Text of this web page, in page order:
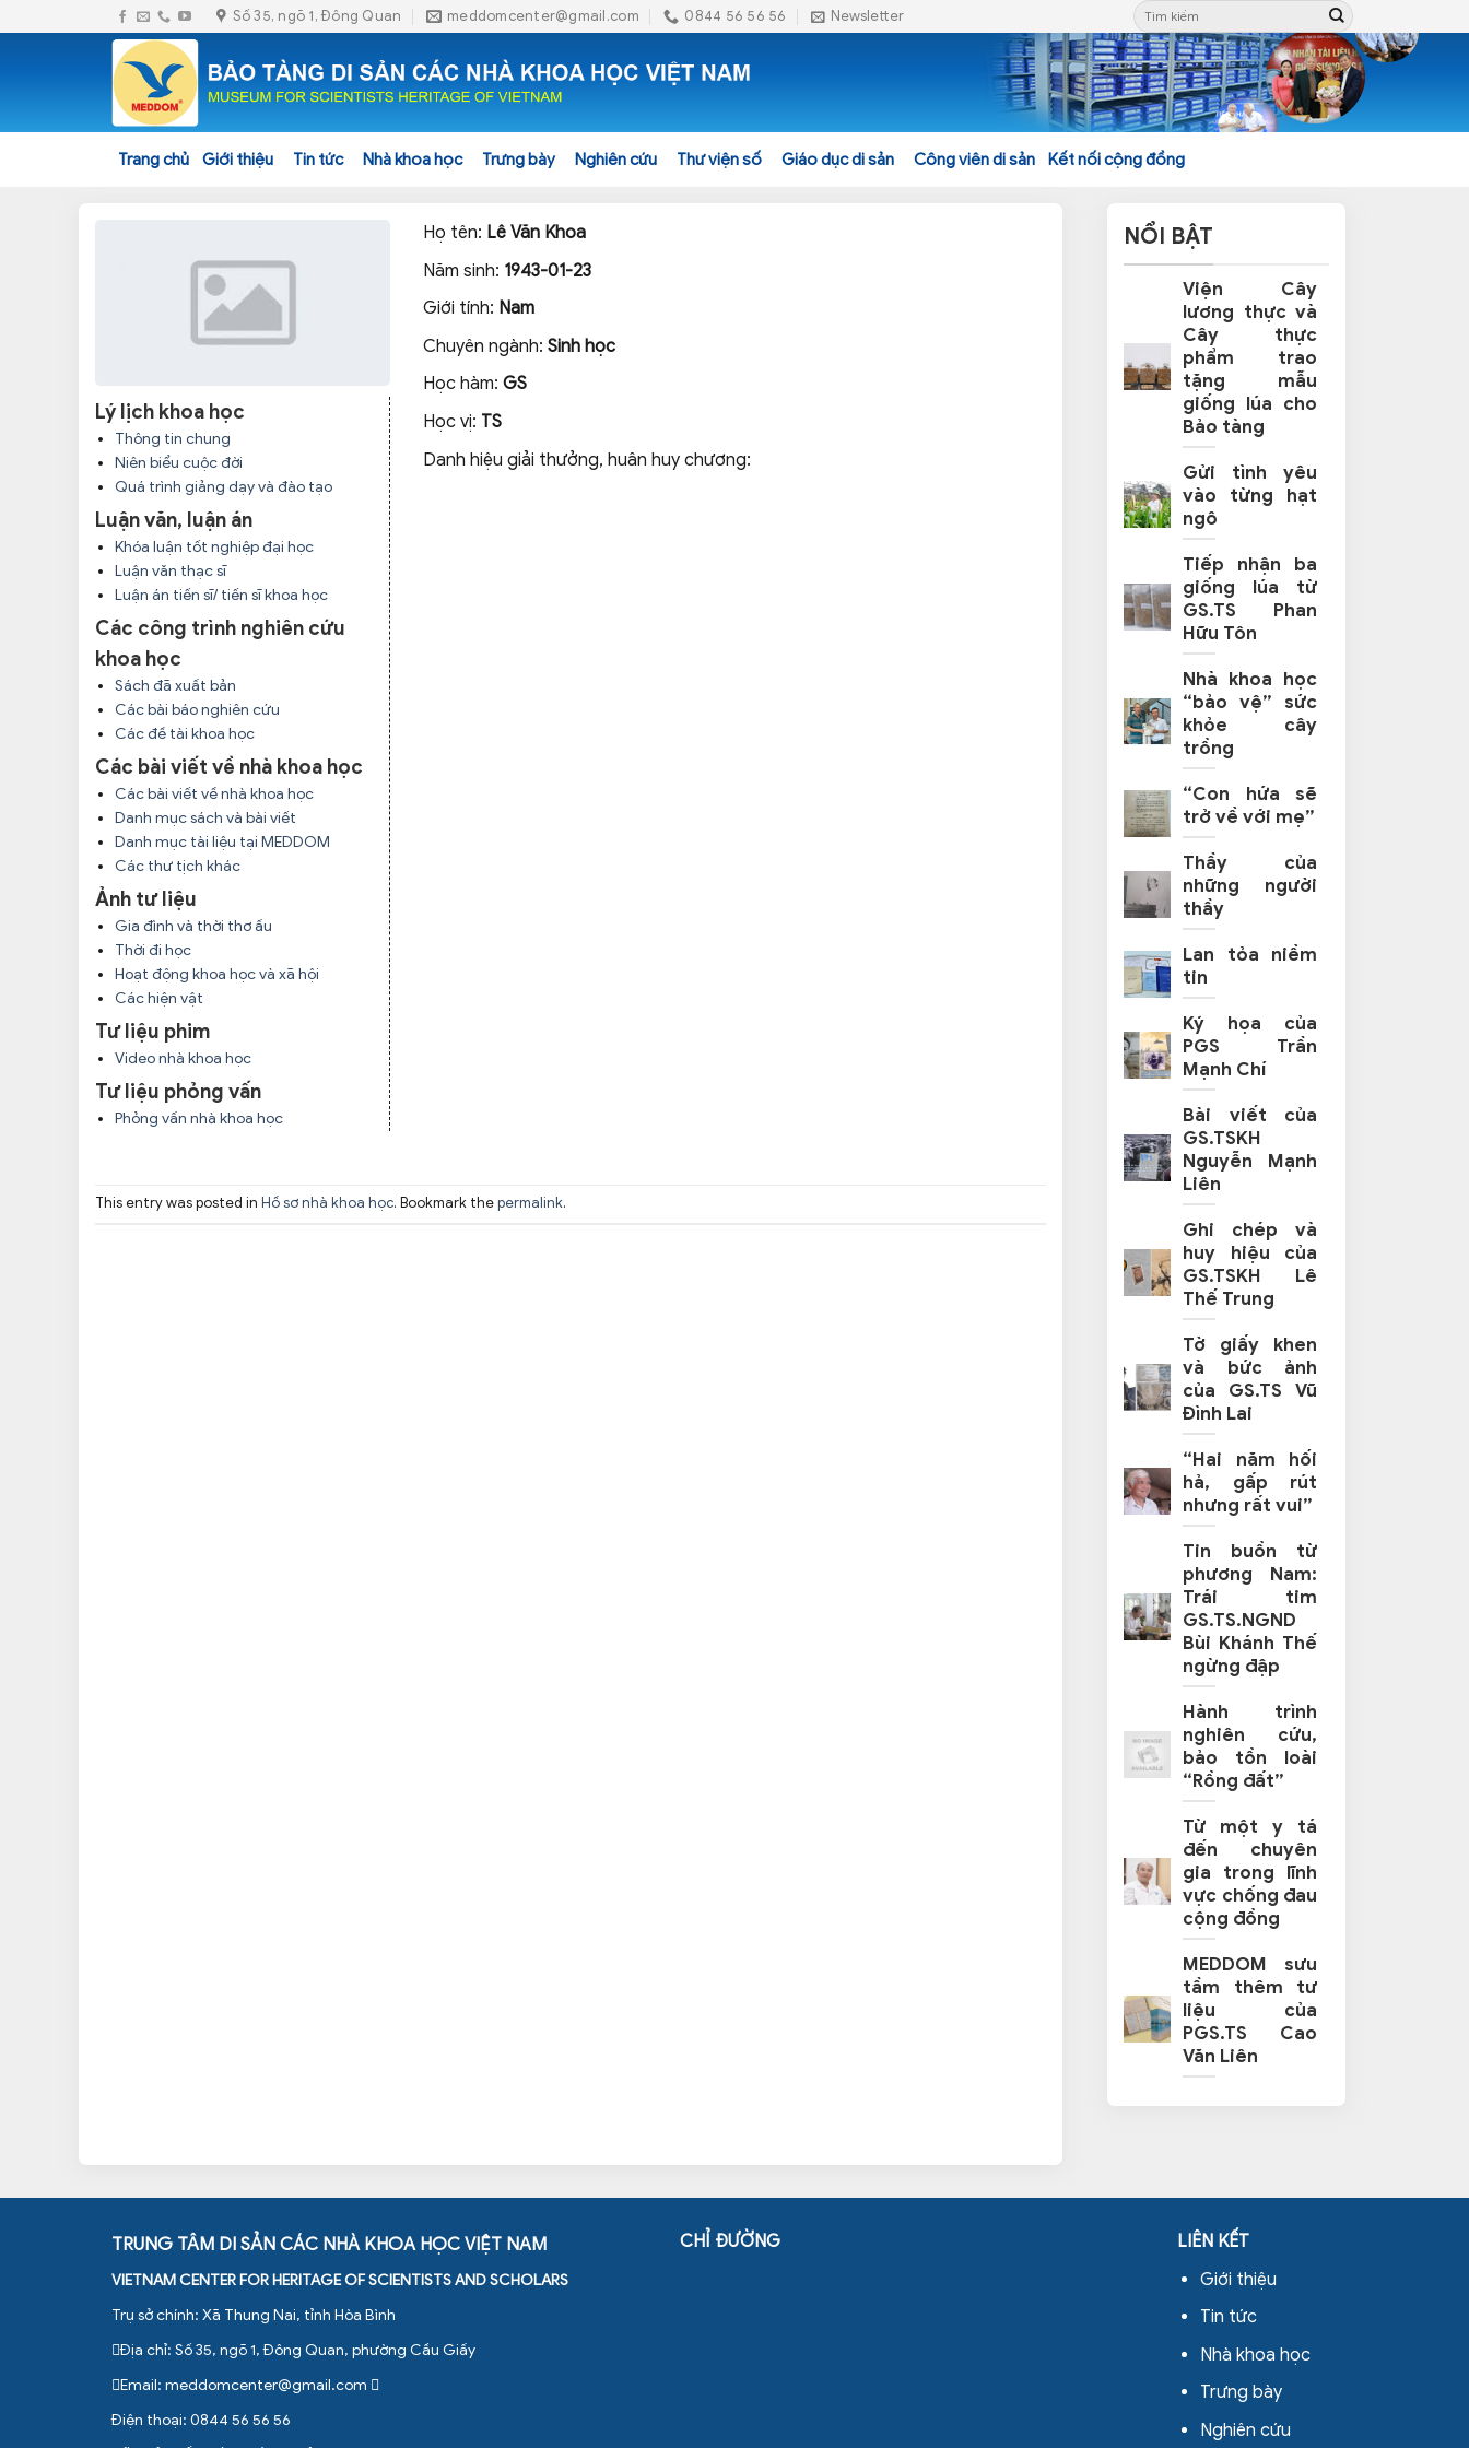
to
Số 35, ngõ 1, Đông Quan meddomcenter@gmail.com 0844 56 56 56 Newsletter
Trang chủ Giới thiệu Tin tức Nhà khoa học Trưng bày Nghiên cứu Thư viện số Giáo dục di sản Công viên di sản Kết nối cộng đồng
Lý lịch khoa học
Thông tin chung
Niên biểu cuộc đời
Quá trình giảng dạy và đào tạo
Luận văn, luận án
Khóa luận tốt nghiệp đại học
Luận văn thạc sĩ
Luận án tiến sĩ/ tiến sĩ khoa học
Các công trình nghiên cứu
khoa học
Sách đã xuất bản
Các bài báo nghiên cứu
Các đề tài khoa học
Các bài viết về nhà khoa học
Các bài viết về nhà khoa học
Danh mục sách và bài viết
Danh mục tài liệu tại MEDDOM
Các thư tịch khác
Ảnh tư liệu
Gia đình và thời thơ ấu
Thời đi học
Hoạt động khoa học và xã hội
Các hiện vật
Tư liệu phim
Video nhà khoa học
Tư liệu phỏng vấn
Phỏng vấn nhà khoa học
Họ tên: Lê Văn Khoa
Năm sinh: 1943-01-23
Giới tính: Nam
Chuyên ngành: Sinh học
Học hàm: GS
Học vị: TS
Danh hiệu giải thưởng, huân huy chương:
This entry was posted in Hồ sơ nhà khoa học. Bookmark thepermalink.
NỔI BẬT
Viện Cây
lương thực và
Cây thực
phẩm trao
tặng mẫu
giống lúa cho
Bảo tàng
Gửi tình yêu
vào từng hạt
ngô
Tiếp nhận ba
giống lúa từ
GS.TS Phan
Hữu Tôn
Nhà khoa học
“bảo vệ” sức
khỏe cây
trồng
“Con hứa sẽ
trở về với mẹ”
Thầy của
những người
thầy
Lan tỏa niềm
tin
Ký họa của
PGS Trần
Mạnh Chí
Bài viết của
GS.TSKH
Nguyễn Mạnh
Liên
Ghi chép và
huy hiệu của
GS.TSKH Lê
Thế Trung
Tờ giấy khen
và bức ảnh
của GS.TS Vũ
Đình Lai
“Hai năm hối
hả, gấp rút
nhưng rất vui”
Tin buồn từ
phương Nam:
Trái tim
GS.TS.NGND
Bùi Khánh Thế
ngừng đập
Hành trình
nghiên cứu,
bảo tồn loài
“Rồng đất”
Từ một y tá
đến chuyên
gia trong lĩnh
vực chống đau
cộng đồng
MEDDOM sưu
tầm thêm tư
liệu của
PGS.TS Cao
Văn Liên
TRUNG TÂM DI SẢN CÁC NHÀ KHOA HỌC VIỆT NAM
VIETNAM CENTER FOR HERITAGE OF SCIENTISTS AND SCHOLARS
Trụ sở chính: Xã Thung Nai, tỉnh Hòa Bình
Địa chỉ: Số 35, ngõ 1, Đông Quan, phường Cầu Giấy
Email: meddomcenter@gmail.com
Điện thoại: 0844 56 56 56
CHỈ ĐƯỜNG
LIÊN KẾT
Giới thiệu
Tin tức
Nhà khoa học
Trưng bày
Nghiên cứu